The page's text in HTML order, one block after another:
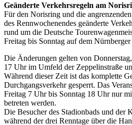
Geänderte Verkehrsregeln am
Für den Norisring und die
des Rennwochenendes geänderte
rund um die Deutsche
Freitag bis Sonntag auf dem
Die Änderungen gelten von
17 Uhr im Umfeld der Zeppelinstraße
Während dieser Zeit ist das komplette
Durchgangsverkehr gesperrt. Das
Freitag 7 Uhr bis Sonntag 18 Uhr nur
betreten werden.
Die Besucher des Stadionbads und der
während der drei Renntage über die